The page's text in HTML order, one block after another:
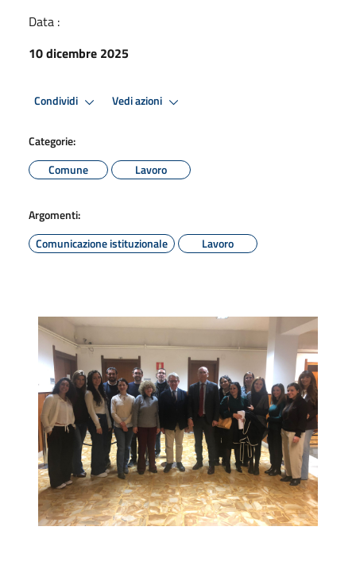
Data :
10 dicembre 2025
Condividi Vedi azioni
Categorie:
Comune
Lavoro
Argomenti:
Comunicazione istituzionale
Lavoro